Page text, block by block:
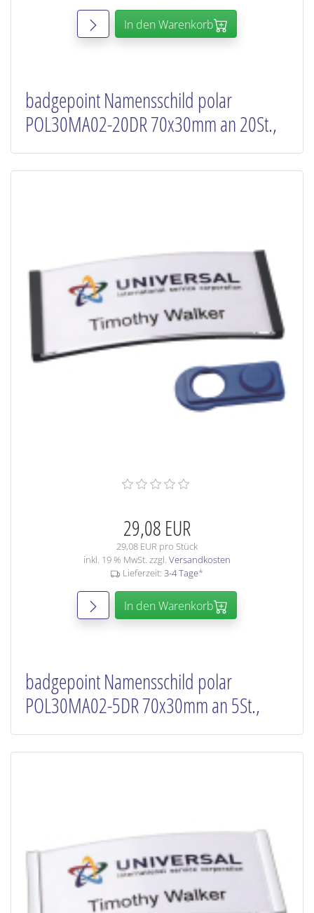
In den Warenkorb
badgepoint Namensschild polar
POL30MA02-20DR 70x30mm an 20St.,
29,08 EUR
29,08 EUR pro Stück
inkl. 19 % MwSt. zzgl. Versandkosten
Lieferzeit: 3-4 Tage*
In den Warenkorb
badgepoint Namensschild polar
POL30MA02-5DR 70x30mm an 5St.,